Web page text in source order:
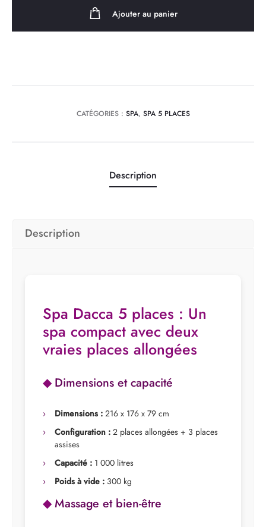
Ajouter au panier
CATÉGORIES : SPA, SPA 5 PLACES
Description
Description
Spa Dacca 5 places : Un
spa compact avec deux
vraies places allongées
Dimensions et capacité
Dimensions : 216 x 176 x 79 cm
Configuration : 2 places allongées + 3 places
assises
Capacité : 1 000 litres
Poids à vide : 300 kg
Massage et bien-être